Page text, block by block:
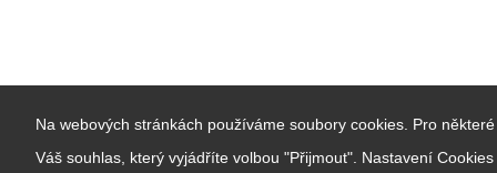
Na webových stránkách používáme soubory cookies. Pro
Váš souhlas, který vyjádříte volbou "Přijmout". Nastavení